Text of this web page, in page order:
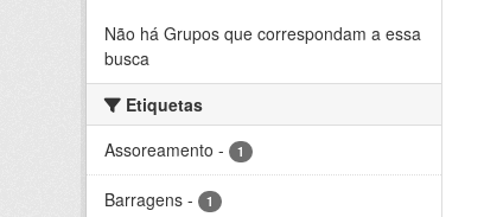
Não há Grupos que correspondam a essa
busca
Etiquetas
Assoreamento - 1
Barragens - 1